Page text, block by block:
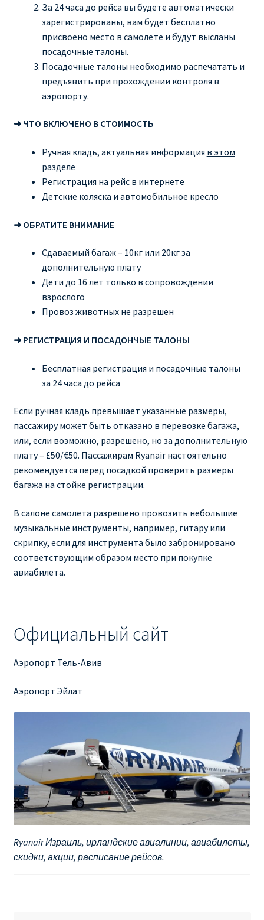
За 24 часа до рейса вы будете автоматически
зарегистрированы, вам будет бесплатно
присвоено место в самолете и будут высланы
посадочные талоны.
Посадочные талоны необходимо распечатать и
предъявить при прохождении контроля в
аэропорту.
➜ ЧТО ВКЛЮЧЕНО В СТОИМОСТЬ
Ручная кладь, актуальная информация в этом
разделе
Регистрация на рейс в интернете
Детские коляска и автомобильное кресло
➜ ОБРАТИТЕ ВНИМАНИЕ
Сдаваемый багаж – 10кг или 20кг за
дополнительную плату
Дети до 16 лет только в сопровождении
взрослого
Провоз животных не разрешен
➜ РЕГИСТРАЦИЯ И ПОСАДОНЧЫЕ ТАЛОНЫ
Бесплатная регистрация и посадочные талоны
за 24 часа до рейса
Если ручная кладь превышает указанные размеры,
пассажиру может быть отказано в перевозке багажа,
или, если возможно, разрешено, но за дополнительную
плату – £50/€50. Пассажирам Ryanair настоятельно
рекомендуется перед посадкой проверить размеры
багажа на стойке регистрации.
В салоне самолета разрешено провозить небольшие
музыкальные инструменты, например, гитару или
скрипку, если для инструмента было забронировано
соответствующим образом место при покупке
авиабилета.
Официальный сайт
Аэропорт Тель-Авив
Аэропорт Эйлат
Ryanair Израиль, ирландские авиалинии, авиабилеты,
скидки, акции, расписание рейсов.